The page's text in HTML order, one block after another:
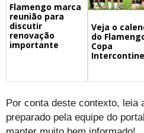
Flamengo marca
reunião para
discutir
renovação
importante
Veja o
do
Copa
Por conta deste contexto, leia
preparado pela equipe do